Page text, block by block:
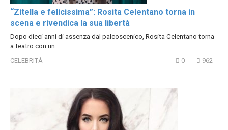
“Zitella e felicissima”: Rosita Celentano torna in
scena e rivendica la sua libertà
Dopo dieci anni di assenza dal palcoscenico, Rosita Celentano torna
a teatro con un
CELEBRITÀ 0 962